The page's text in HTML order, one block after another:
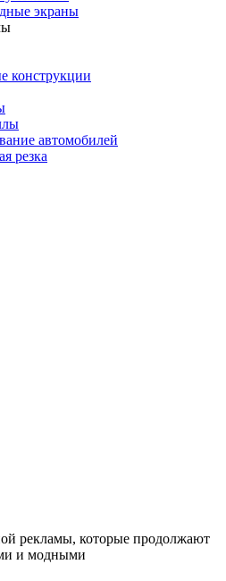
экраны
конструкции
автомобилей
резка
рекламы, которые продолжают
и модными